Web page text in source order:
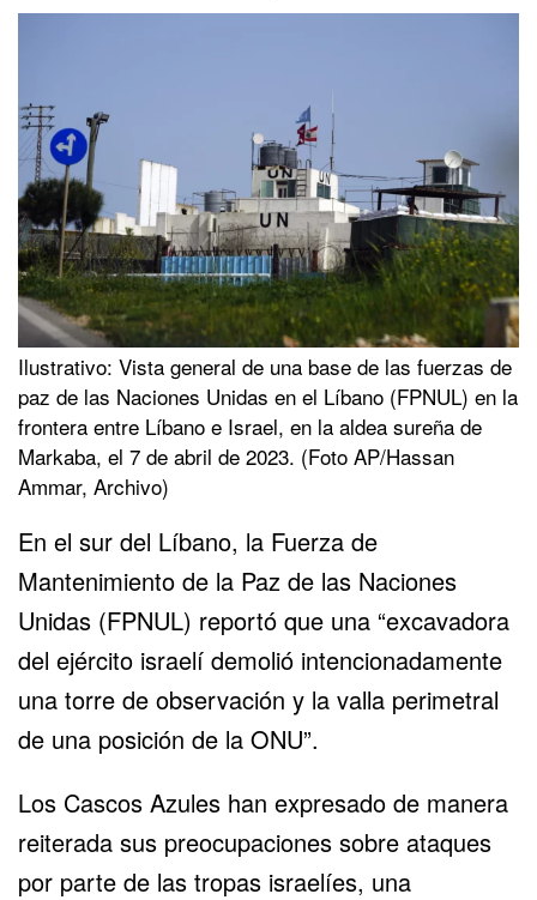
Ilustrativo: Vista general de una base de las fuerzas de
paz de las Naciones Unidas en el Líbano (FPNUL) en la
frontera entre Líbano e Israel, en la aldea sureña de
Markaba, el 7 de abril de 2023. (Foto AP/Hassan
Ammar, Archivo)
En el sur del Líbano, la Fuerza de
Mantenimiento de la Paz de las Naciones
Unidas (FPNUL) reportó que una “excavadora
del ejército israelí demolió intencionadamente
una torre de observación y la valla perimetral
de una posición de la ONU”.
Los Cascos Azules han expresado de manera
reiterada sus preocupaciones sobre ataques
por parte de las tropas israelíes, una